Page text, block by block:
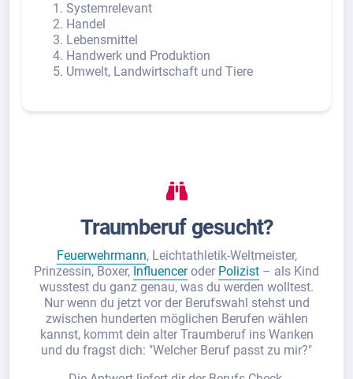
Systemrelevant
Handel
Lebensmittel
Handwerk und Produktion
Umwelt, Landwirtschaft und Tiere
Traumberuf gesucht?
Feuerwehrmann, Leichtathletik-Weltmeister,
Prinzessin, Boxer, Influenceroder Polizist – als Kind
wusstest du ganz genau, was du werden wolltest.
Nur wenn du jetzt vor der Berufswahl stehst und
zwischen hunderten möglichen Berufen wählen
kannst, kommt dein alter Traumberuf ins Wanken
und du fragst dich: "Welcher Beruf passt zu mir?"